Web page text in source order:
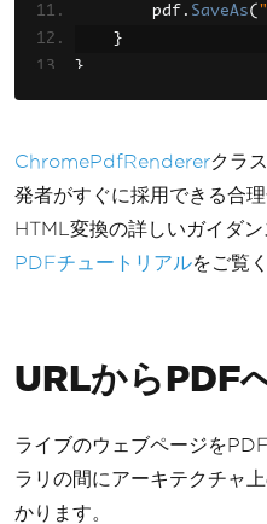
        pdf
. SaveAs(
}
}
ChromePdfRendererクラ
発者がすぐに採用できる合
HTML変換の詳しいガイダン
PDFチュートリアルをご覧
URLからPDF
ライブのウェブページを
ラリの間にアーキテクチャ
かります。